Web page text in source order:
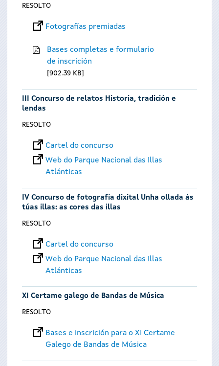
RESOLTO
Fotografías premiadas
Bases completas e formulario
de inscrición
902.39 KB
III Concurso de relatos Historia, tradición e
lendas
RESOLTO
Cartel do concurso
Web do Parque Nacional das Illas
Atlánticas
IV Concurso de fotografía dixital Unha ollada ás
túas illas: as cores das illas
RESOLTO
Cartel do concurso
Web do Parque Nacional das Illas
Atlánticas
XI Certame galego de Bandas de Música
RESOLTO
Bases e inscrición para o XI Certame
Galego de Bandas de Música